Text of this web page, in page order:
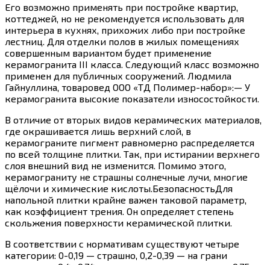
Его возможно применять при постройке квартир,
коттеджей, но не рекомендуется использовать для
интерьера в кухнях, прихожих либо при постройке
лестниц. Для отделки полов в жилых помещениях
совершенным вариантом будет применение
керамогранита III класса. Следующий класс возможно
применен для публичных сооружений. Людмила
Гайнуллина, товаровед ООО «ТД Полимер-набор»:— У
керамогранита высокие показатели износостойкости.
В отличие от вторых видов керамических материалов,
где окрашивается лишь верхний слой, в
керамограните пигмент равномерно распределяется
по всей толщине плитки. Так, при истирании верхнего
слоя внешний вид не изменится. Помимо этого,
керамограниту не страшны солнечные лучи, многие
щёлочи и химические кислоты.БезопасностьДля
напольной плитки крайне важен таковой параметр,
как коэффициент трения. Он определяет степень
скольжения поверхности керамической плитки.
В соответствии с нормативам существуют четыре
категории: 0-0,19 — страшно, 0,2-0,39 — на грани